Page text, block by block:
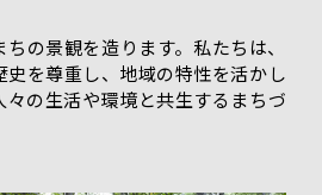
の景観を造ります。私たちは、
史を尊重し、地域の特性を活かし
々の生活や環境と共生するまちづ